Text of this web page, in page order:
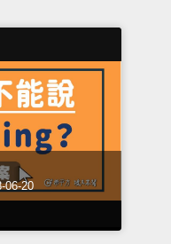
06-20